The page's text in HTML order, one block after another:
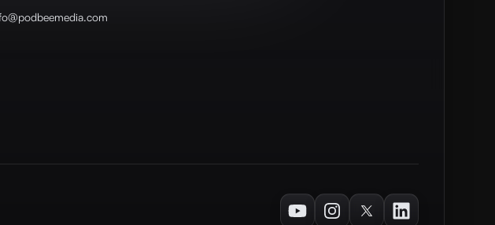
.com
YoutubeInstagramTwitterLinkedIn